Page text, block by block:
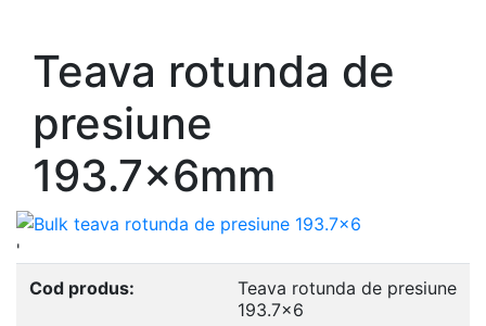
Teava rotunda de
presiune
193.7x6mm
'
Cod produs:
Teava rotunda de presiune
193.7x6